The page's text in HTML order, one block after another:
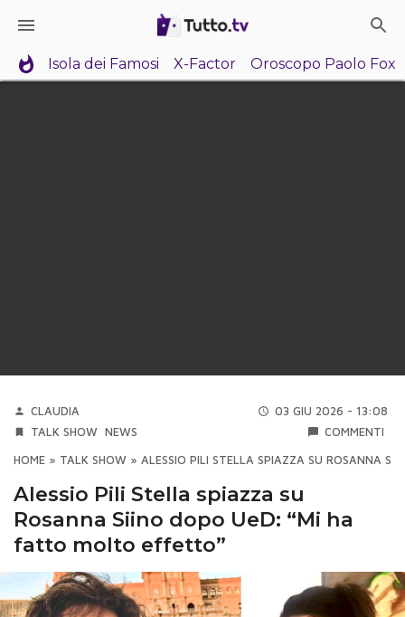
Isola dei Famosi X-Factor Oroscopo Paolo Fox
CLAUDIA
03 GIU 2026 - 13:08
TALK SHOW NEWS COMMENTI
HOME » TALK SHOW » ALESSIO PILI STELLA SPIAZZA SU ROSANNA
Alessio Pili Stella spiazza su
Rosanna Siino dopo UeD: “Mi ha
fatto molto effetto”